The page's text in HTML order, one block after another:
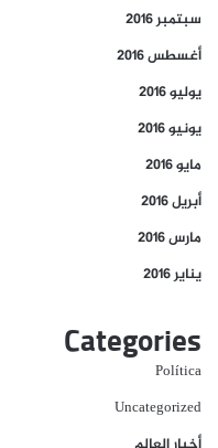
سبتمبر 2016
أغسطس 2016
يوليو 2016
يونيو 2016
مايو 2016
أبريل 2016
مارس 2016
يناير 2016
Categories
Política
Uncategorized